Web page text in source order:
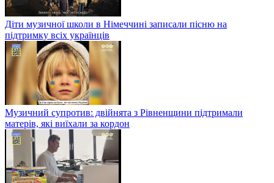
Діти музичної школи в Німеччині записали пісню на
підтримку всіх українців
Музичний супротив: двійнята з Рівненщини підтримали
матерів, які виїхали за кордон